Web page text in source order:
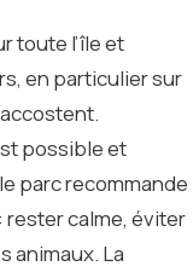
toute l’île et
en particulier sur
possible et
parc recommande
calme, éviter
animaux. La